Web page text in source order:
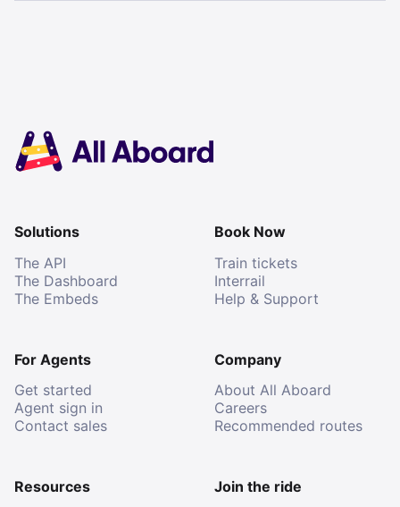
Solutions
The API
The Dashboard
The Embeds
Book Now
Train tickets
Interrail
Help & Support
For Agents
Get started
Agent sign in
Contact sales
Company
About All Aboard
Careers
Recommended routes
Resources
Join the ride